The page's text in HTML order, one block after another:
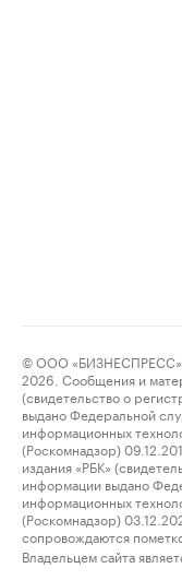
© ООО
2026. Сообщения и
(свидетельство о
выдано Федеральной
информационных
(Роскомнадзор)
издания «РБК»
информации выдано
информационных
(Роскомнадзор)
сопровождаются
Владельцем сайта